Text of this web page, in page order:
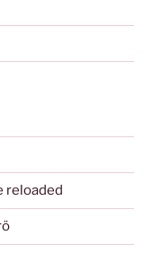
reloaded